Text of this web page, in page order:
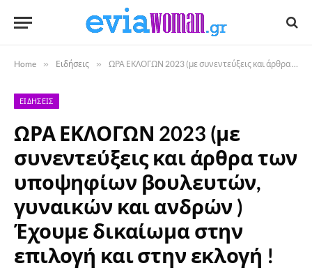
Home » Ειδήσεις » ΩΡΑ ΕΚΛΟΓΩΝ 2023 (με συνεντεύξεις και άρθρα των υποψηφίων βουλευτών, γυναικών και ανδρών ) Έχουμε δικαίωμα στην επιλογή και στην εκλογή !
ΕΙΔΉΣΕΙΣ
ΩΡΑ ΕΚΛΟΓΩΝ 2023 (με
συνεντεύξεις και άρθρα των
υποψηφίων βουλευτών,
γυναικών και ανδρών )
Έχουμε δικαίωμα στην
επιλογή και στην εκλογή !